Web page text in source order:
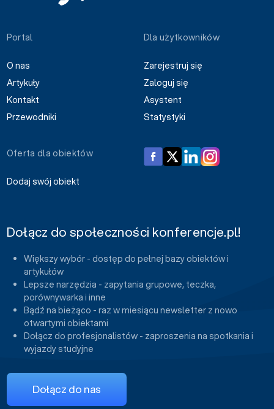
Portal
O nas
Artykuły
Kontakt
Przewodniki
Dla użytkowników
Zarejestruj się
Zaloguj się
Asystent
Statystyki
Oferta dla obiektów
Dodaj swój obiekt
Dołącz do społeczności konferencje.pl!
Większy wybór - dostęp do pełnej bazy obiektów i
artykułów
Lepsze narzędzia - zapytania grupowe, teczka,
porównywarka i inne
Bądź na bieżąco - raz w miesiącu newsletter z nowo
otwartymi obiektami
Dołącz do profesjonalistów - zaproszenia na spotkania i
wyjazdy studyjne
Dołącz do nas